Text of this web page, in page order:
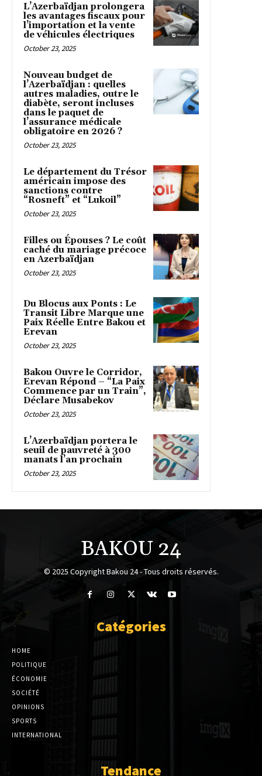
L’Azerbaïdjan prolongera
les avantages fiscaux pour
l’importation et la vente
de véhicules électriques
October 23, 2025
Nouveau budget de
l’Azerbaïdjan : quelles
autres maladies, outre le
diabète, seront incluses
dans le paquet de
l’assurance médicale
obligatoire en 2026 ?
October 23, 2025
Le département du Trésor
américain impose des
sanctions contre
“Rosneft” et “Lukoil”
October 23, 2025
Filles ou Épouses ? Le coût
caché du mariage précoce
en Azerbaïdjan
October 23, 2025
Du Blocus aux Ponts : Le
Transit Libre Marque une
Paix Réelle Entre Bakou et
Erevan
October 23, 2025
Bakou Ouvre le Corridor,
Erevan Répond – “La Paix
Commence par un Train”,
Déclare Musabekov
October 23, 2025
L’Azerbaïdjan portera le
seuil de pauvreté à 300
manats l’an prochain
October 23, 2025
BAKOU 24
© 2025 Copyright Bakou 24 - Tous droits réservés.
Catégories
HOME
POLITIQUE
ÉCONOMIE
SOCIÉTÉ
OPINIONS
SPORTS
INTERNATIONAL
Tendance